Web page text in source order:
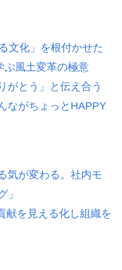
文化」を根付かせた
ぶ風土変革の極意
がとう」と伝え合う
ながちょっとHAPPY
気が変わる。社内モ
」
献を見える化し組織を